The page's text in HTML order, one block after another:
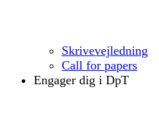
Skri­ve­vej­led­ning
Call for papers
Engager dig i DpT